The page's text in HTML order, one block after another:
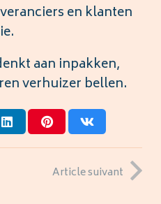
en klanten
aan inpakken,
verhuizer bellen.
Article suivant